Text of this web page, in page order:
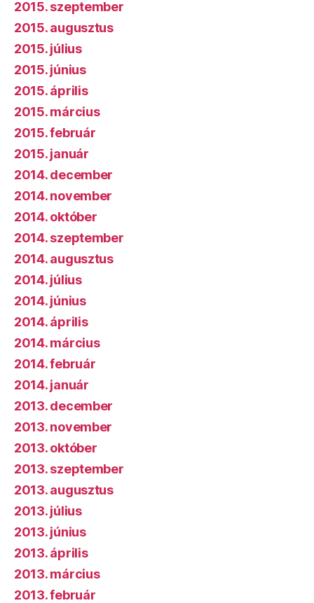
2015. szeptember
2015. augusztus
2015. július
2015. június
2015. április
2015. március
2015. február
2015. január
2014. december
2014. november
2014. október
2014. szeptember
2014. augusztus
2014. július
2014. június
2014. április
2014. március
2014. február
2014. január
2013. december
2013. november
2013. október
2013. szeptember
2013. augusztus
2013. július
2013. június
2013. április
2013. március
2013. február